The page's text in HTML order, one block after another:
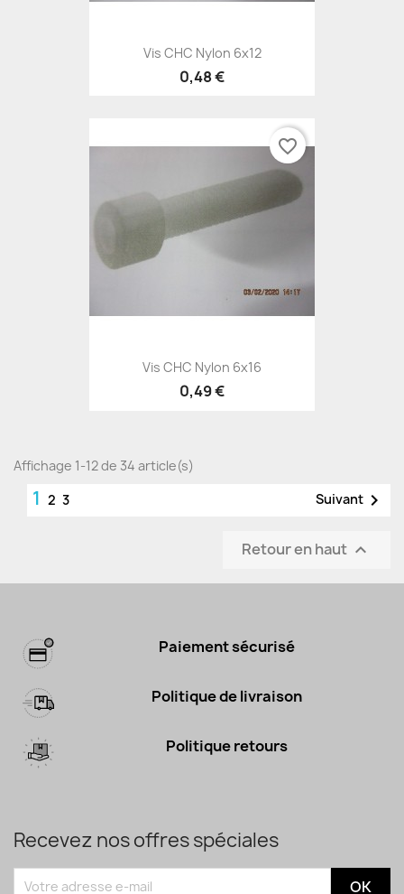
Vis CHC Nylon 6x12
0,48 €
Vis CHC Nylon 6x16
0,49 €
favorite_border
Affichage 1-12 de 34 article(s)
1 2 3 Suivant 
Retour en haut 
Paiement sécurisé
Politique de livraison
Politique retours
Recevez nos offres spéciales